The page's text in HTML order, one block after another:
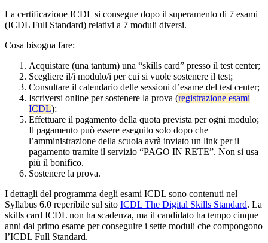
La certificazione ICDL si consegue dopo il superamento di 7 esami
(ICDL Full Standard) relativi a 7 moduli diversi.
Cosa bisogna fare:
Acquistare (una tantum) una “skills card” presso il test center;
Scegliere il/i modulo/i per cui si vuole sostenere il test;
Consultare il calendario delle sessioni d’esame del test center;
Iscriversi online per sostenere la prova (registrazione esami
ICDL);
Effettuare il pagamento della quota prevista per ogni modulo;
Il pagamento può essere eseguito solo dopo che
l’amministrazione della scuola avrà inviato un link per il
pagamento tramite il servizio “PAGO IN RETE”. Non si usa
più il bonifico.
Sostenere la prova.
I dettagli del programma degli esami ICDL sono contenuti nel
Syllabus 6.0 reperibile sul sito ICDL The Digital Skills Standard. La
skills card ICDL non ha scadenza, ma il candidato ha tempo cinque
anni dal primo esame per conseguire i sette moduli che compongono
l’ICDL Full Standard.